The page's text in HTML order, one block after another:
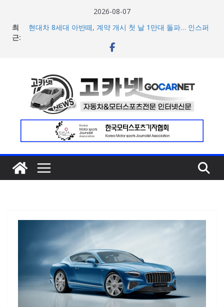
2026-08-07
최
근:
현대차 8세대 아반떼, 계약 개시 첫 날 1만대 돌파… 인스퍼
아우디, 405일 만에 완성한 초고성능 슈퍼카 ‘누볼라리’ 제
공개… 일본서 28일 계약 개시
한국타이어, ‘BMW i7’에 신차용 타이어로 아이온 제품군 3
종 공급
애스턴마틴, 1960~70년대 클래식 컬러 재해석한 ‘헤리티지
에디션 컬렉선’ 5종 공개